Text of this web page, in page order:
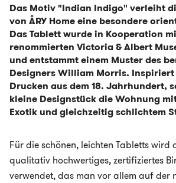
Das Motiv "Indian Indigo" verleiht
von ÅRY Home eine besondere
Das Tablett wurde in Kooperation
renommierten Victoria & Albert
und entstammt einem Muster des
Designers William Morris.
Drucken aus dem 18. Jahrhundert,
kleine Designstück die Wohnung
Exotik und gleichzeitig schlichtem
Für die schönen, leichten Tabletts wird
qualitativ hochwertiges, zertifiziertes
verwendet, das man vor allem auf der